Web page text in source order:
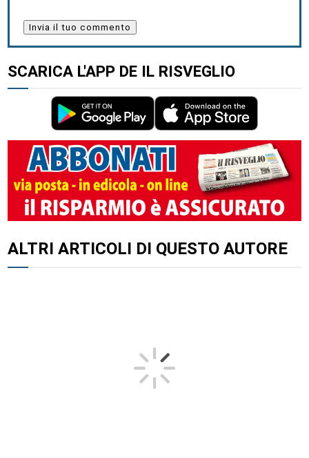
SCARICA L'APP DE IL RISVEGLIO
ALTRI ARTICOLI DI QUESTO AUTORE